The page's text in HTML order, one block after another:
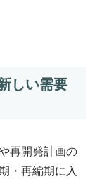
しい需要
再開発計画の
・再編期に入